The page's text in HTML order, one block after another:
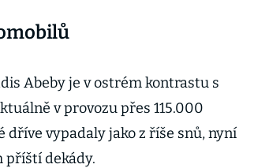
Abeby je v ostrém kontrastu s
v provozu přes 115.000
vypadaly jako z říše snů, nyní
příští dekády.